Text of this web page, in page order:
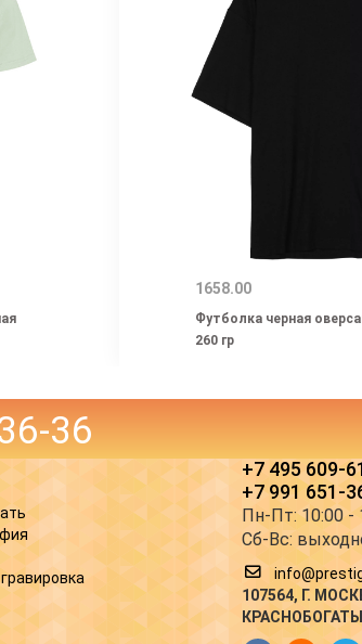
1658.00
Футболка черная
260 гр
36
+7 495 609-
+7 991 651-
Пн-Пт: 10:00 -
Сб-Вс:
107564, Г.